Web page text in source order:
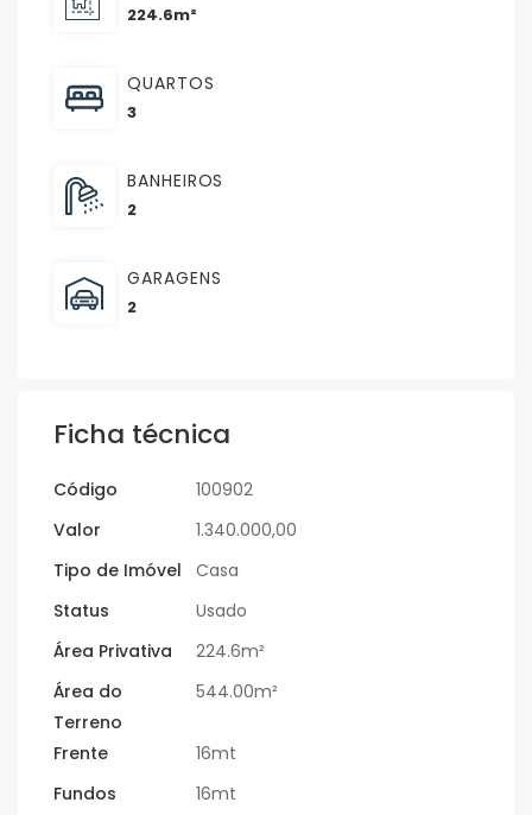
224.6m²
QUARTOS
3
BANHEIROS
2
GARAGENS
2
Ficha técnica
Código
100902
Valor
1.340.000,00
Tipo de Imóvel
Casa
Status
Usado
Área Privativa
224.6m²
Área do
Terreno
544.00m²
Frente
16mt
Fundos
16mt